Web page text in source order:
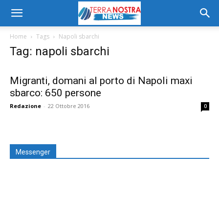
Home Tags Napoli sbarchi
Tag: napoli sbarchi
Migranti, domani al porto di Napoli maxi
sbarco: 650 persone
Redazione - 22 Ottobre 2016 0
Messenger